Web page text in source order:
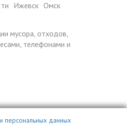
Ижевск Омск
мусора, отходов,
телефонами и
персональных данных